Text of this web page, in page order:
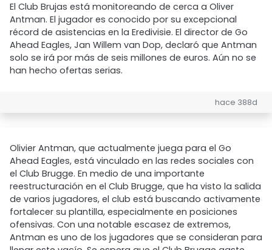
El Club Brujas está monitoreando de cerca a Oliver
Antman. El jugador es conocido por su excepcional
récord de asistencias en la Eredivisie. El director de Go
Ahead Eagles, Jan Willem van Dop, declaró que Antman
solo se irá por más de seis millones de euros. Aún no se
han hecho ofertas serias.
hace 388d
Olivier Antman, que actualmente juega para el Go
Ahead Eagles, está vinculado en las redes sociales con
el Club Brugge. En medio de una importante
reestructuración en el Club Brugge, que ha visto la salida
de varios jugadores, el club está buscando activamente
fortalecer su plantilla, especialmente en posiciones
ofensivas. Con una notable escasez de extremos,
Antman es uno de los jugadores que se consideran para